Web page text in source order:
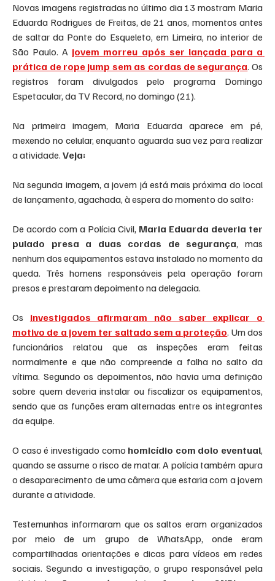
Novas imagens registradas no último dia 13 mostram Maria
Eduarda Rodrigues de Freitas, de 21 anos, momentos antes
de saltar da Ponte do Esqueleto, em Limeira, no interior de
São Paulo. A jovem morreu após ser lançada para a
prática de rope jump sem as cordas de segurança. Os
registros foram divulgados pelo programa Domingo
Espetacular, da TV Record, no domingo (21).
Na primeira imagem, Maria Eduarda aparece em pé,
mexendo no celular, enquanto aguarda sua vez para realizar
a atividade. Veja:
Na segunda imagem, a jovem já está mais próxima do local
de lançamento, agachada, à espera do momento do salto:
De acordo com a Polícia Civil, Maria Eduarda deveria ter
pulado presa a duas cordas de segurança, mas
nenhum dos equipamentos estava instalado no momento da
queda. Três homens responsáveis pela operação foram
presos e prestaram depoimento na delegacia.
Os investigados afirmaram não saber explicar o
motivo de a jovem ter saltado sem a proteção. Um dos
funcionários relatou que as inspeções eram feitas
normalmente e que não compreende a falha no salto da
vítima. Segundo os depoimentos, não havia uma definição
sobre quem deveria instalar ou fiscalizar os equipamentos,
sendo que as funções eram alternadas entre os integrantes
da equipe.
O caso é investigado como homicídio com dolo eventual,
quando se assume o risco de matar. A polícia também apura
o desaparecimento de uma câmera que estaria com a jovem
durante a atividade.
Testemunhas informaram que os saltos eram organizados
por meio de um grupo de WhatsApp, onde eram
compartilhadas orientações e dicas para vídeos em redes
sociais. Segundo a investigação, o grupo responsável pela